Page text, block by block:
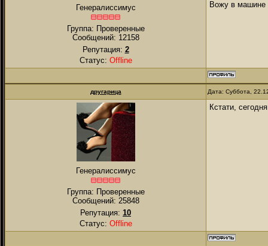
Генералиссимус
Группа: Проверенные
Сообщений: 12158
Репутация: 2
Статус: Offline
Вожу в машине
другарица Дата: Суббота,
Генералиссимус
Группа: Проверенные
Сообщений: 25848
Репутация: 10
Статус: Offline
Кстати,